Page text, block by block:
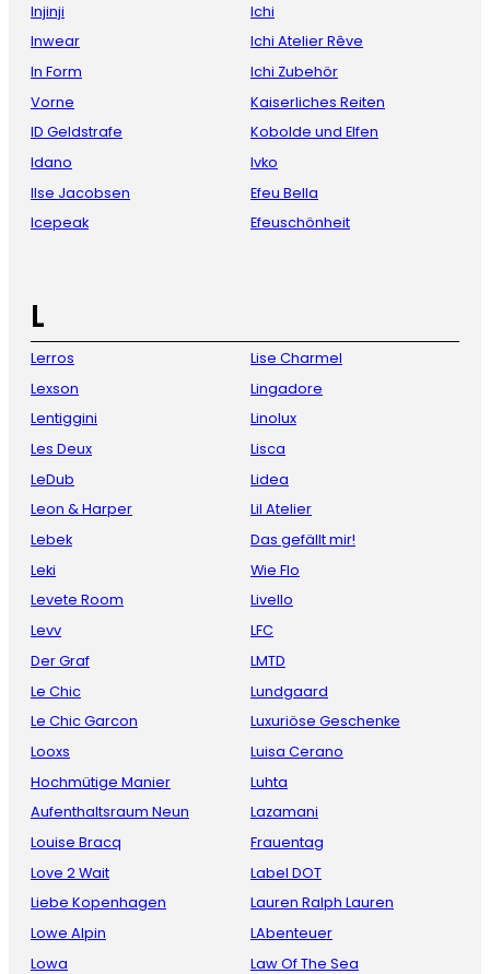
Injinji
Inwear
In Form
Vorne
ID Geldstrafe
Idano
Ilse Jacobsen
Icepeak
Ichi
Ichi Atelier Rêve
Ichi Zubehör
Kaiserliches Reiten
Kobolde und Elfen
Ivko
Efeu Bella
Efeuschönheit
L
Lerros
Lexson
Lentiggini
Les Deux
LeDub
Leon & Harper
Lebek
Leki
Levete Room
Levv
Der Graf
Le Chic
Le Chic Garcon
Looxs
Hochmütige Manier
Aufenthaltsraum Neun
Louise Bracq
Love 2 Wait
Liebe Kopenhagen
Lowe Alpin
Lowa
Lise Charmel
Lingadore
Linolux
Lisca
Lidea
Lil Atelier
Das gefällt mir!
Wie Flo
Livello
LFC
LMTD
Lundgaard
Luxuriöse Geschenke
Luisa Cerano
Luhta
Lazamani
Frauentag
Label DOT
Lauren Ralph Lauren
LAbenteuer
Law Of The Sea